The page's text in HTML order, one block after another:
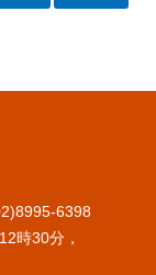
6398
時30分，